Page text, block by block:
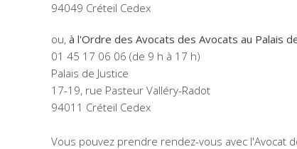
94049 Créteil Cedex
ou, à l'Ordre des Avocats des Avocats au Palais
01 45 17 06 06 (de 9 h à 17 h)
Palais de Justice
17-19, rue Pasteur Valléry-Radot
94011 Créteil Cedex
Vous pouvez prendre rendez-vous avec l'Avocat